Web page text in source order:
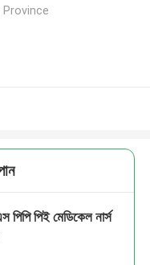
Province
পিই মেডিকেল নার্স